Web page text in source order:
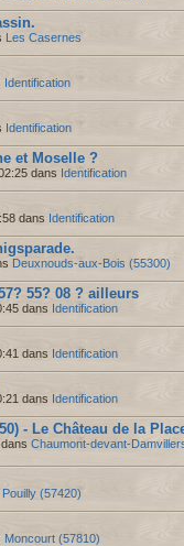
Les Casernes
Identification
Identification
et Moselle ?
dans Identification
dans Identification
Deuxnouds-aux-Bois (55300)
55? 08 ? ailleurs
dans Identification
dans Identification
dans Identification
- Le Château de la
Chaumont-devant-
Pouilly (57420)
Moncourt (57810)